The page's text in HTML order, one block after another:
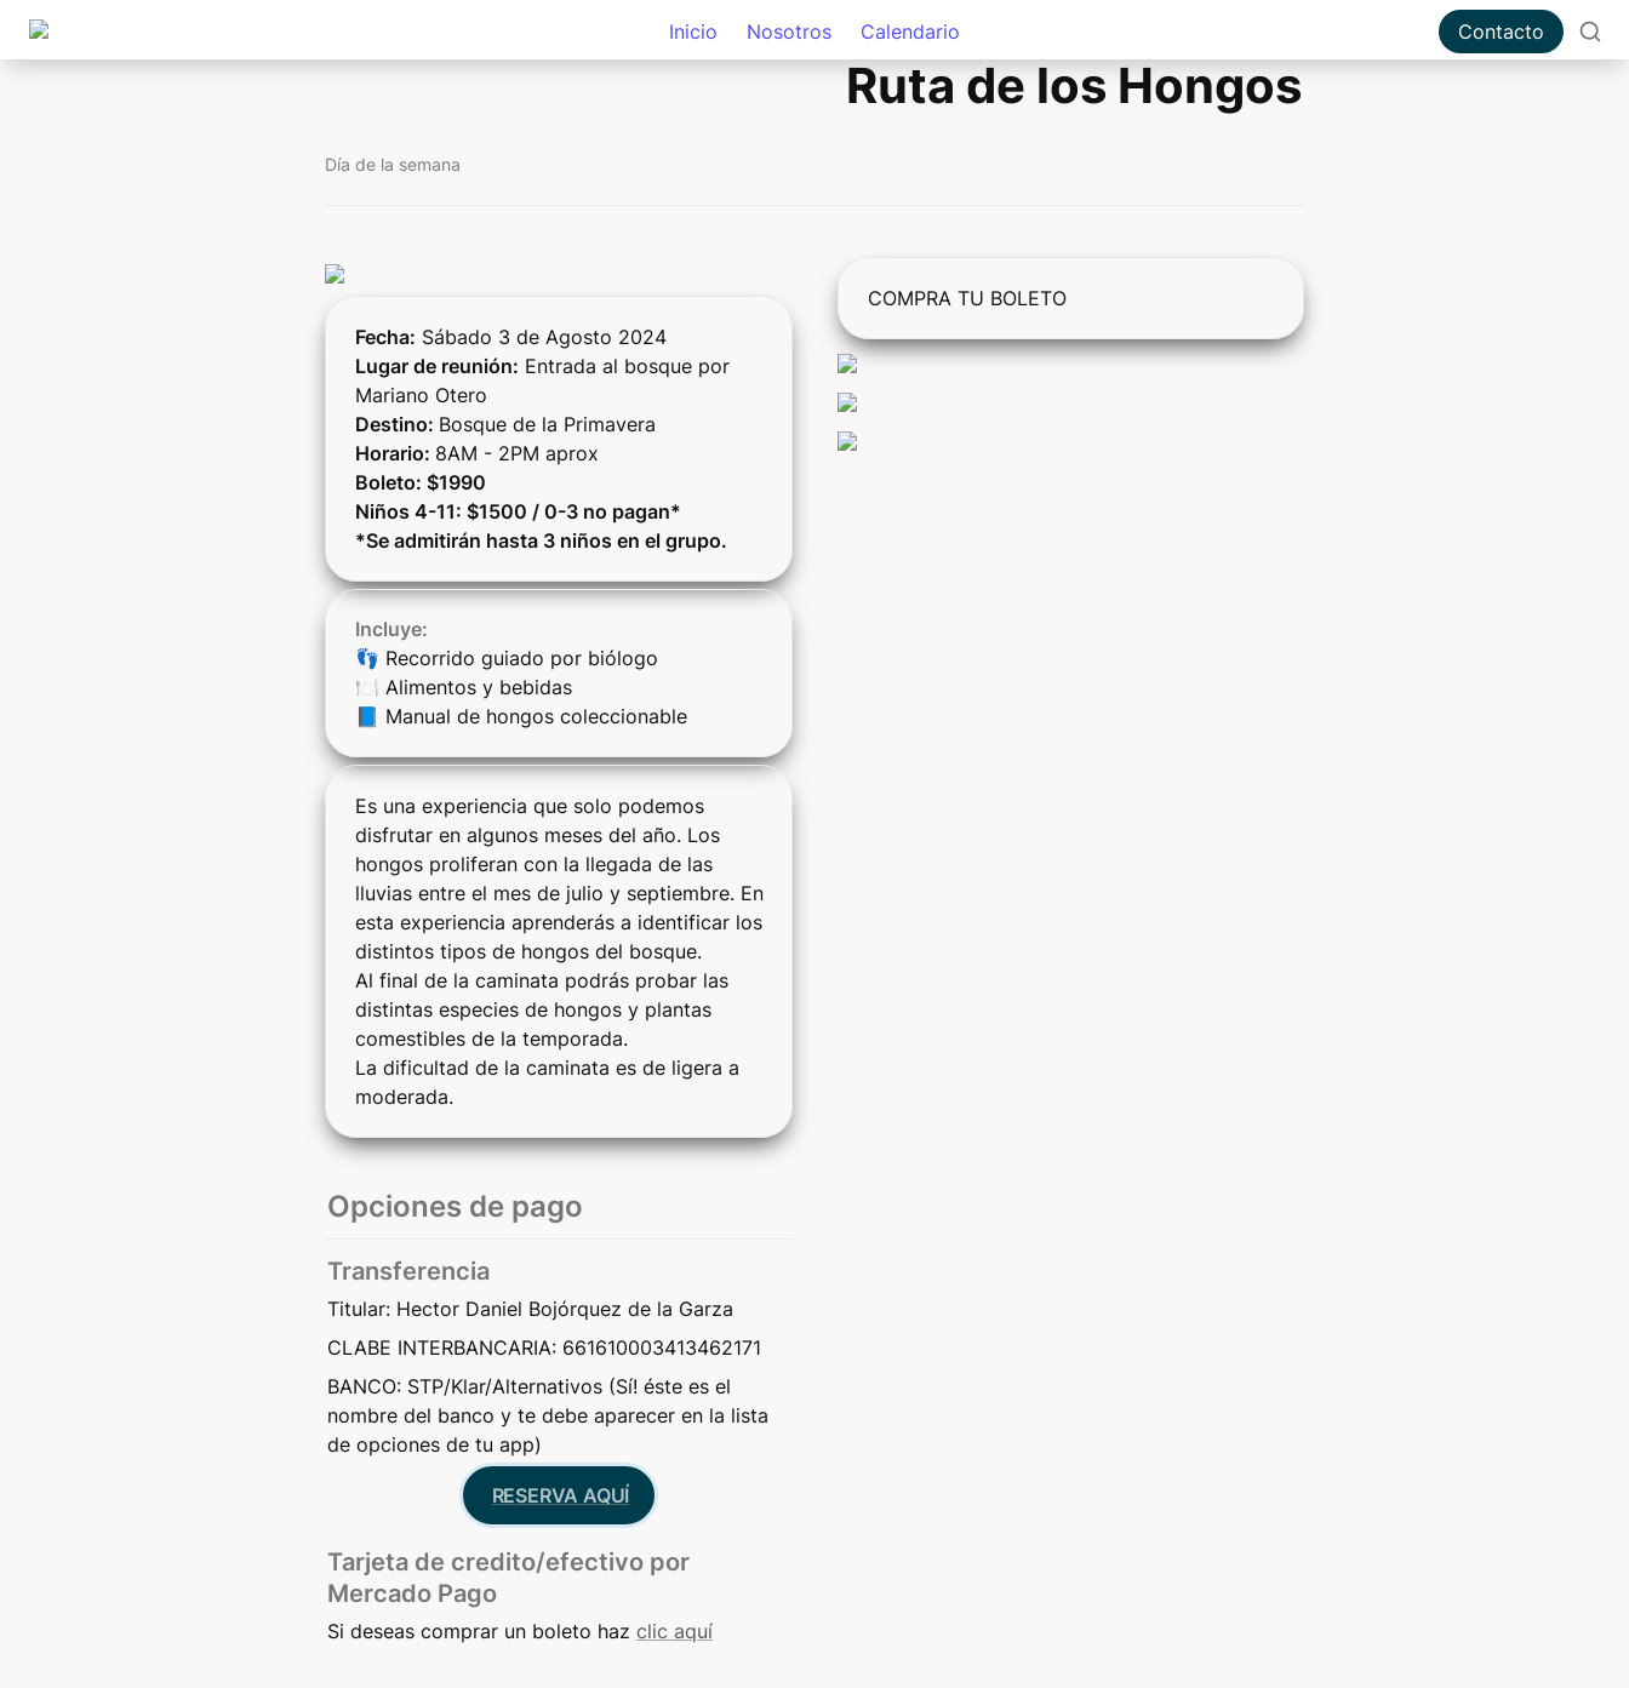
Inicio Nosotros Calendario Contacto
Ruta de los Hongos
Día de la semana
Fecha:
Lugar de reunión: Entrada al bosque por
Destino:
Horario:
Boleto: $1990
Niños 4-11: $1500 / 0-3 no pagan*
*Se admitirán hasta 3 niños en el grupo.
👣 Recorrido guiado por biólogo
🍽️ Alimentos y bebidas
📘 Manual de hongos coleccionable
Es una experiencia que solo podemos
disfrutar en algunos meses del año. Los
hongos proliferan con la llegada de las
lluvias entre el mes de julio y septiembre. En
esta experiencia aprenderás a identificar los
distintos tipos de hongos del bosque.
Al final de la caminata podrás probar las
distintas especies de hongos y plantas
comestibles de la temporada.
La dificultad de la caminata es de ligera a
moderada.
Opciones de pago
Transferencia
Titular: Hector Daniel Bojórquez de la Garza
CLABE INTERBANCARIA: 661610003413462171
BANCO: STP/Klar/Alternativos (Sí! éste es el
nombre del banco y te debe aparecer en la lista
de opciones de tu app)
RESERVA AQUÍ
Tarjeta de credito/efectivo por
Mercado Pago
Si deseas comprar un boleto haz clic aquí
COMPRA TU BOLETO